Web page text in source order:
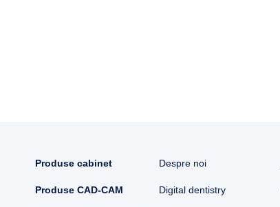
Produse cabinet
Produse CAD-CAM
Despre noi
Digital dentistry